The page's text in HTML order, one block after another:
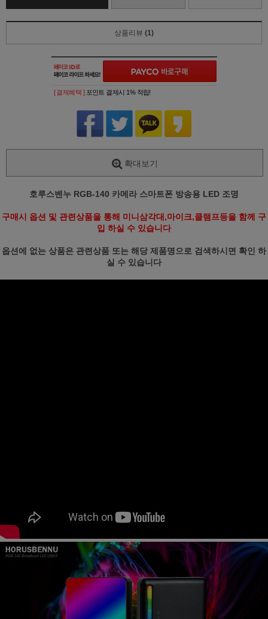
상품리뷰 (1)
[ 결제혜택 ] 포인트 결제시 1% 적립!
확대보기
호루스벤누 RGB-140 카메라 스마트폰 방송용 LED 조명
구매시 옵션 및 관련상품을 통해 미니삼각대,마이크,클램프등을 함께 구
입 하실 수 있습니다
옵션에 없는 상품은 관련상품 또는 해당 제품명으로 검색하시면 확인 하
실 수 있습니다